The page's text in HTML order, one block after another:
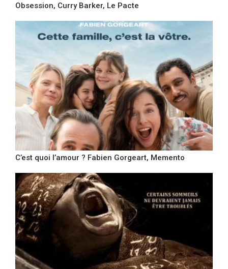
Obsession, Curry Barker, Le Pacte
C’est quoi l’amour ? Fabien Gorgeart, Memento